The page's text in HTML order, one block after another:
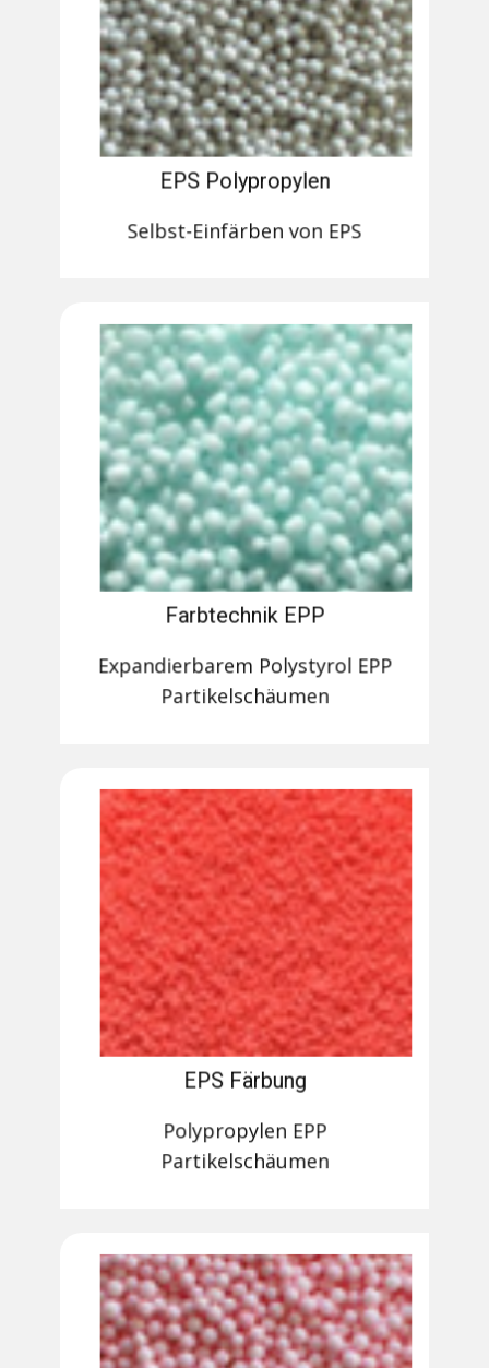
EPS Polypropylen
Selbst-Einfärben von EPS
Farbtechnik EPP
Expandierbarem Polystyrol EPP
Partikelschäumen
EPS Färbung
Polypropylen EPP
Partikelschäumen